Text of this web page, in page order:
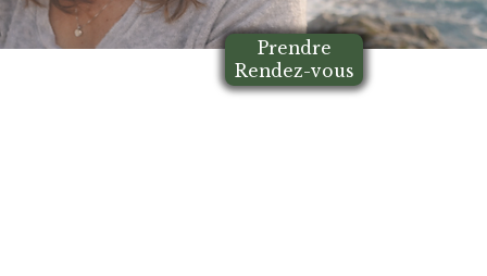
Prendre
Rendez-vous